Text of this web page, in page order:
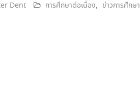
Dent การศึกษาต่อเนื่อง, ข่าวการศึกษ